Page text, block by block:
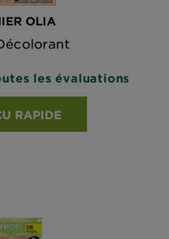
OLIA
on reviews
les évaluations
RAPIDE